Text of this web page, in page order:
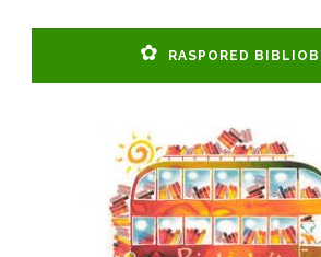
RASPORED